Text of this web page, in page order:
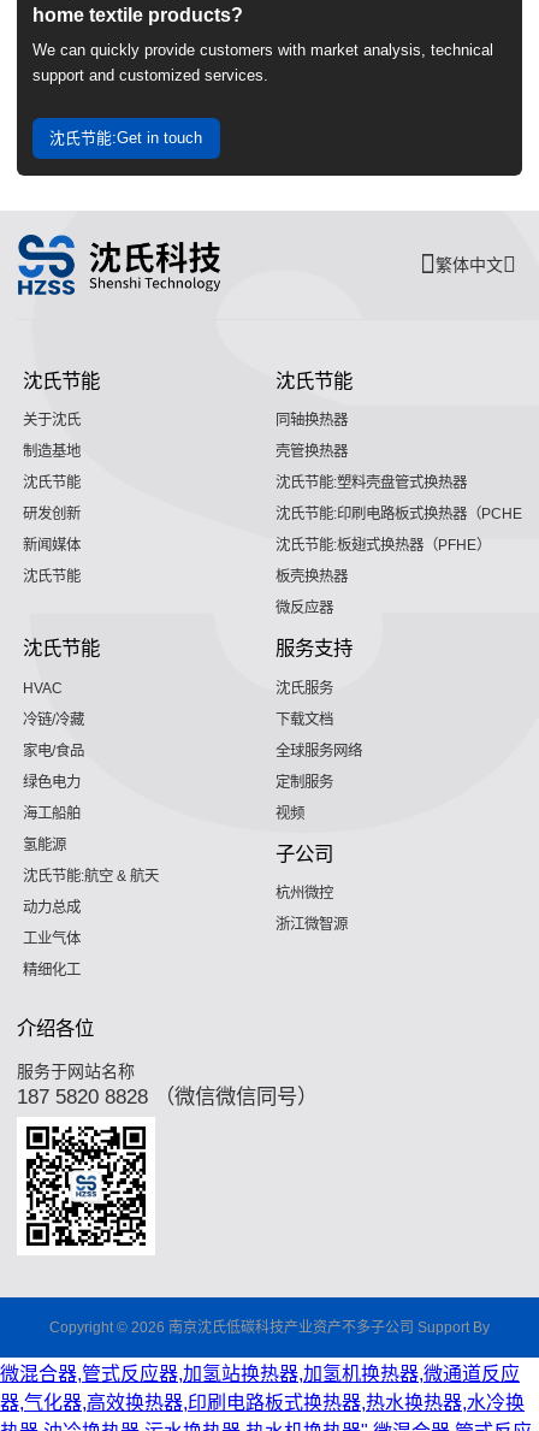
home textile products?
We can quickly provide customers with market analysis, technical
support and customized services.
沈氏节能:Get in touch
繁体中文
沈氏节能
关于沈氏
制造基地
沈氏节能
研发创新
新闻媒体
沈氏节能
沈氏节能
同轴换热器
壳管换热器
沈氏节能:塑料壳盘管式换热器
沈氏节能:印刷电路板式换热器（PCHE）
沈氏节能:板翅式换热器（PFHE）
板壳换热器
微反应器
沈氏节能
HVAC
冷链/冷藏
家电/食品
绿色电力
海工船舶
氢能源
沈氏节能:航空 & 航天
动力总成
工业气体
精细化工
服务支持
沈氏服务
下载文档
全球服务网络
定制服务
视频
子公司
杭州微控
浙江微智源
介绍各位
服务于网站名称
187 5820 8828 （微信微信同号）
Copyright © 2026 南京沈氏低碳科技产业资产不多子公司 Support By
微混合器,管式反应器,加氢站换热器,加氢机换热器,微通道反应
器,气化器,高效换热器,印刷电路板式换热器,热水换热器,水冷换